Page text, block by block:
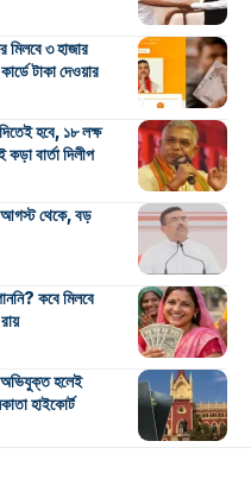
৩ হাজার
টাকা দেওয়ার
হবে, ১৮ লক্ষ
বার্তা দিলীপ
আগস্ট থেকে, বড়
কবে মিলবে
অভিযুক্ত হলেই
হাইকোর্ট